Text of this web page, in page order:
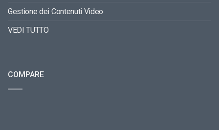
Gestione dei Contenuti Video
VEDI TUTTO
COMPARE